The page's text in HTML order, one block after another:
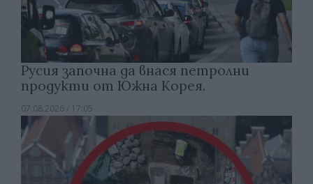
Русия започна да внася петролни
продукти от Южна Корея.
07.08.2026 / 17:05